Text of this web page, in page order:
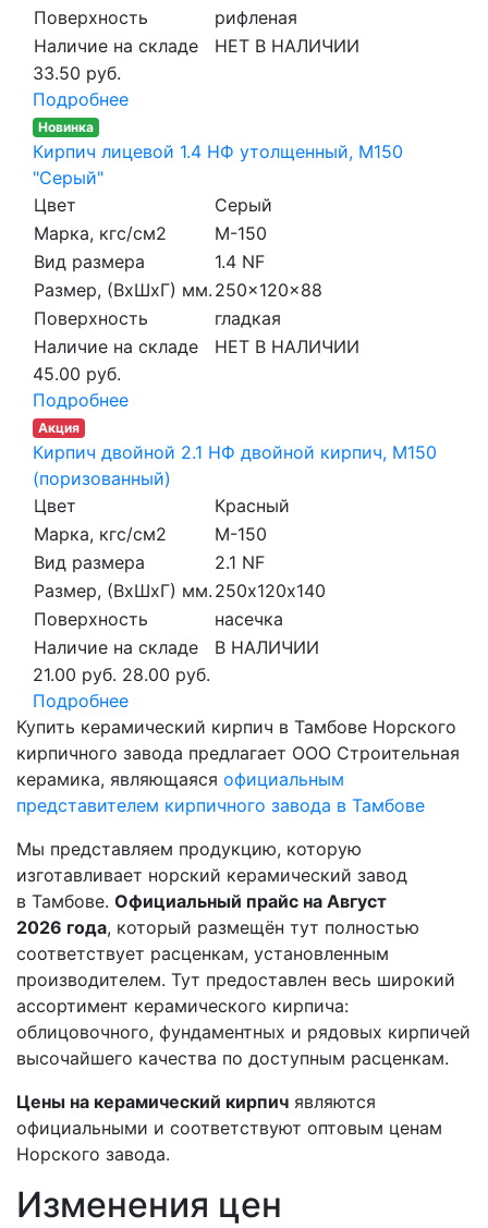
Поверхность
рифленая
Наличие на складе
НЕТ В НАЛИЧИИ
33.50 руб.
Подробнее
Новинка
Кирпич лицевой 1.4 НФ утолщенный, M150
"Серый"
Цвет
Серый
Марка, кгс/см2
M-150
Вид размера
1.4 NF
Размер, (ВхШхГ) мм. 250x120x88
Поверхность
гладкая
Наличие на складе
НЕТ В НАЛИЧИИ
45.00 руб.
Подробнее
Акция
Кирпич двойной 2.1 НФ двойной кирпич, М150
(поризованный)
Цвет
Красный
Марка, кгс/см2
M-150
Вид размера
2.1 NF
Размер, (ВхШхГ) мм. 250х120х140
Поверхность
насечка
Наличие на складе
В НАЛИЧИИ
21.00 руб. 28.00 руб.
Подробнее
Купить керамический кирпич в Тамбове Норского
кирпичного завода предлагает ООО Строительная
керамика, являющаяся официальным
представителем кирпичного завода в Тамбове
Мы представляем продукцию, которую
изготавливает норский керамический завод
в Тамбове. Официальный прайс на Август
2026 года, который размещён тут полностью
соответствует расценкам, установленным
производителем. Тут предоставлен весь широкий
ассортимент керамического кирпича:
облицовочного, фундаментных и рядовых кирпичей
высочайшего качества по доступным расценкам.
Цены на керамический кирпич являются
официальными и соответствуют оптовым ценам
Норского завода.
Изменения цен